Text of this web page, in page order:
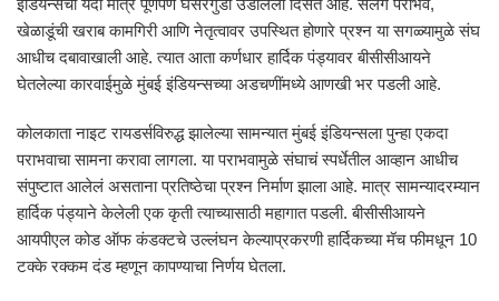
इंडियन्सची यंदा मात्र पूर्णपणे घसरगुंडी उडालेली दिसत आहे. सलग पराभव,
खेळाडूंची खराब कामगिरी आणि नेतृत्वावर उपस्थित होणारे प्रश्न या सगळ्यामुळे संघ
आधीच दबावाखाली आहे. त्यात आता कर्णधार हार्दिक पंड्यावर बीसीसीआयने
घेतलेल्या कारवाईमुळे मुंबई इंडियन्सच्या अडचणींमध्ये आणखी भर पडली आहे.
कोलकाता नाइट रायडर्सविरुद्ध झालेल्या सामन्यात मुंबई इंडियन्सला पुन्हा एकदा
पराभवाचा सामना करावा लागला. या पराभवामुळे संघाचं स्पर्धेतील आव्हान आधीच
संपुष्टात आलेलं असताना प्रतिष्ठेचा प्रश्न निर्माण झाला आहे. मात्र सामन्यादरम्यान
हार्दिक पंड्याने केलेली एक कृती त्याच्यासाठी महागात पडली. बीसीसीआयने
आयपीएल कोड ऑफ कंडक्टचे उल्लंघन केल्याप्रकरणी हार्दिकच्या मॅच फीमधून 10
टक्के रक्कम दंड म्हणून कापण्याचा निर्णय घेतला.